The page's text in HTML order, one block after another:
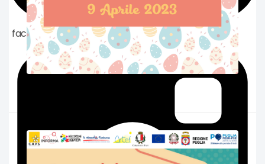
facebook